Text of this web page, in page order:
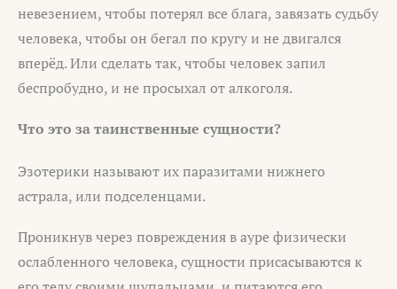
невезением, чтобы потерял все блага, завязать судьбу
человека, чтобы он бегал по кругу и не двигался
вперёд. Или сделать так, чтобы человек запил
беспробудно, и не просыхал от алкоголя.
Что это за таинственные сущности?
Эзотерики называют их паразитами нижнего
астрала, или подселенцами.
Проникнув через повреждения в ауре физически
ослабленного человека, сущности присасываются к